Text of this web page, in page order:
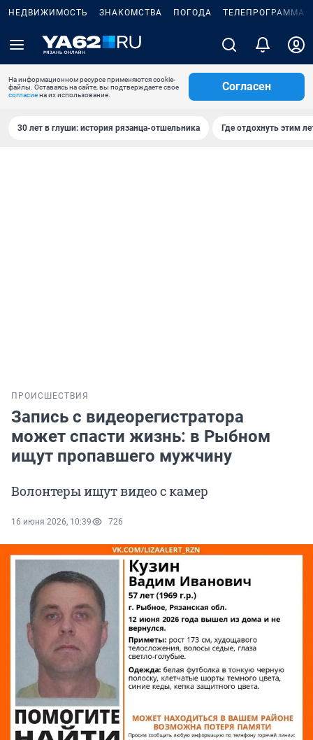
НЕДВИЖИМОСТЬ ЗНАКОМСТВА ПОГОДА ТЕЛЕПРОГРАММА
На информационном ресурсе применяются cookie-
файлы. Оставаясь на сайте, вы подтверждаете свое
согласиена их использование.
Согласен
30 лет в глуши: история рязанца-отшельника Где отдохнуть этим
ПРОИСШЕСТВИЯ
Запись с видеорегистратора
может спасти жизнь: в Рыбном
ищут пропавшего мужчину
Волонтеры ищут видео с камер
16 июня 2026, 10:39 726